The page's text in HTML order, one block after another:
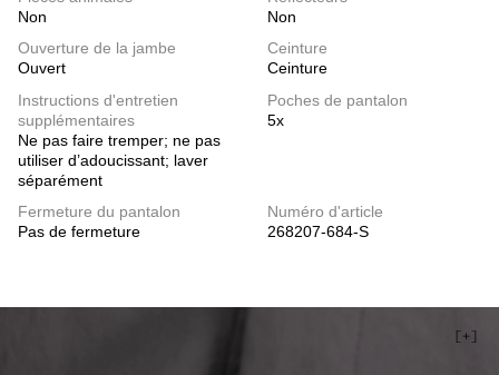
Non
Non
Ouverture de la jambe
Ouvert
Ceinture
Ceinture
Instructions d'entretien
supplémentaires
Ne pas faire tremper; ne pas
utiliser d’adoucissant; laver
séparément
Poches de pantalon
5x
Fermeture du pantalon
Pas de fermeture
Numéro d'article
268207-684-S